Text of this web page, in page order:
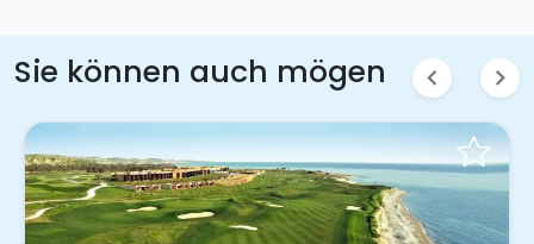
Sie können auch mögen chevron_left chevron_right